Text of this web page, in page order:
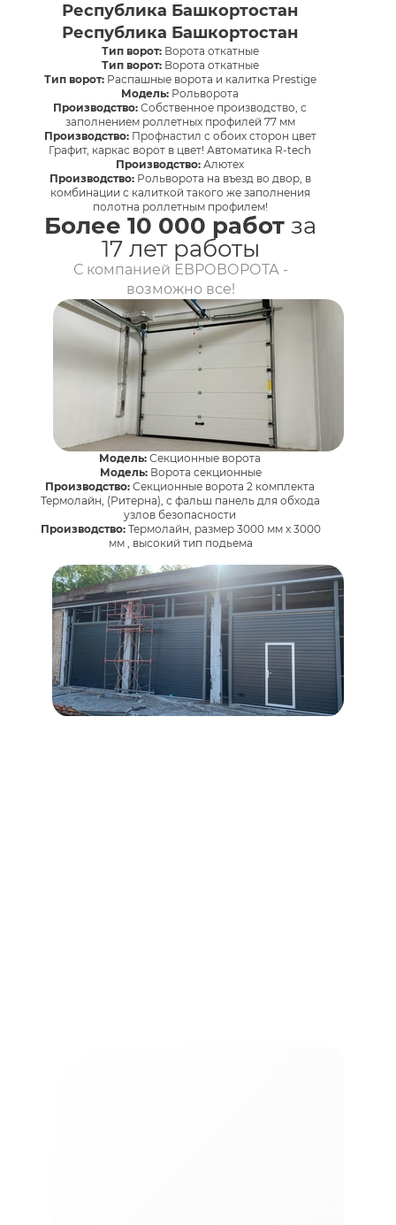
Республика Башкортостан
Республика Башкортостан
Тип ворот: Ворота откатные
Тип ворот:Ворота откатные
Тип ворот:Распашные ворота и калитка Prestige
Модель:Рольворота
Производство: Собственное производство, с
заполнением роллетных профилей 77 мм
Производство:Профнастил с обоих сторон цвет
Графит, каркас ворот в цвет! Автоматика R-tech
Производство: Алютех
Производство: Рольворота на въезд во двор, в
комбинации с калиткой такого же заполнения
полотна роллетным профилем!
Более 10 000 работ за
17 лет работы
С компанией ЕВРОВОРОТА -
возможно все!
Модель: Секционные ворота
Модель:Ворота секционные
Производство: Секционные ворота 2 комплекта
Термолайн, (Ритерна), с фальш панель для обхода
узлов безопасности
Производство:Термолайн, размер 3000 мм х 3000
мм , высокий тип подьема